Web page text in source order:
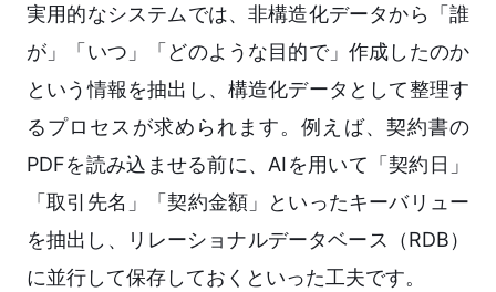
実用的なシステムでは、非構造化データから「誰
が」「いつ」「どのような目的で」作成したのか
という情報を抽出し、構造化データとして整理す
るプロセスが求められます。例えば、契約書の
PDFを読み込ませる前に、AIを用いて「契約日」
「取引先名」「契約金額」といったキーバリュー
を抽出し、リレーショナルデータベース（RDB）
に並行して保存しておくといった工夫です。